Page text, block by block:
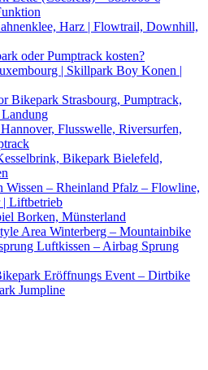
Harz | Flowtrail, Downhill,
oder Pumptrack kosten?
| Skillpark Boy Konen |
Bikepark Strasbourg, Pumptrack,
Flusswelle, Riversurfen,
Bikepark Bielefeld,
– Rheinland Pfalz – Flowline,
Liftbetrieb
Borken, Münsterland
Area Winterberg – Mountainbike
Luftkissen – Airbag Sprung
Eröffnungs Event – Dirtbike
Jumpline